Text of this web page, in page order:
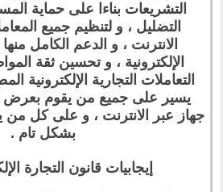
التشريعات بناءا على حماية
التضليل ، و لتنظيم جميع
الانترنت ، و الدعم الكامل
الإلكترونية ، و تحسين ثقة
التعاملات التجارية الإلكترونية
يسير على جميع من يقوم بعرض
جهاز عبر الانترنت ، و على كل
بشكل تام .
إيجابيات قانون التجارة